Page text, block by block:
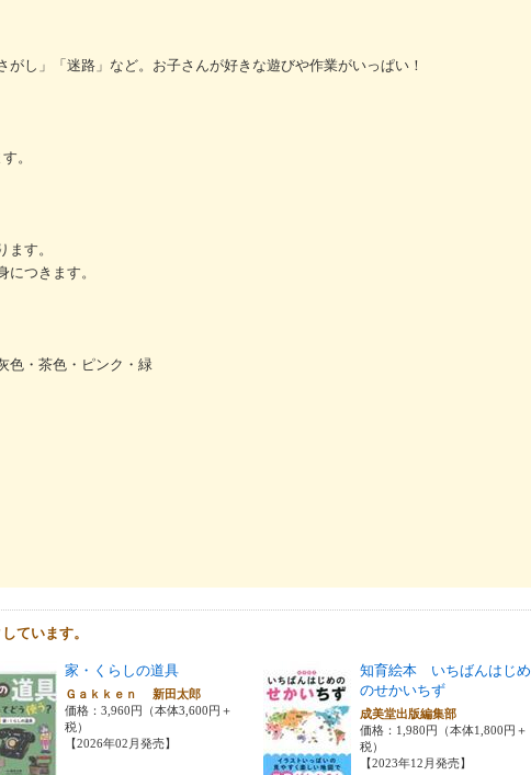
がし」「迷路」など。お子さんが好きな遊びや作業がいっぱい！
。
ます。
につきます。
色・茶色・ピンク・緑
ています。
家・くらしの道具
Ｇａｋｋｅｎ 新田太郎
価格：3,960円（本体3,600円＋
税）
【2026年02月発売】
知育絵本 いちばんはじめ
のせかいちず
成美堂出版編集部
価格：1,980円（本体1,800円＋
税）
【2023年12月発売】